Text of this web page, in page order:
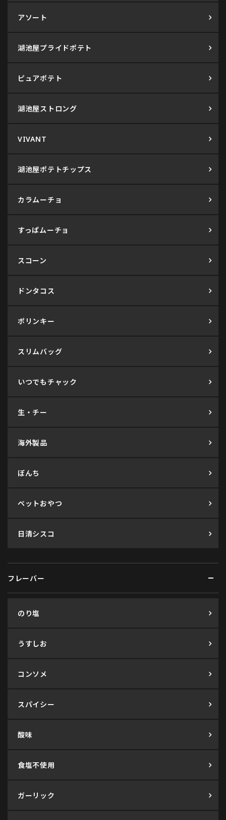
アソート
湖池屋プライドポテト
ピュアポテト
湖池屋ストロング
VIVANT
湖池屋ポテトチップス
カラムーチョ
すっぱムーチョ
スコーン
ドンタコス
ポリンキー
スリムバッグ
いつでもチャック
生・チー
海外製品
ぼんち
ペットおやつ
日清シスコ
フレーバー
のり塩
うすしお
コンソメ
スパイシー
酸味
食塩不使用
ガーリック